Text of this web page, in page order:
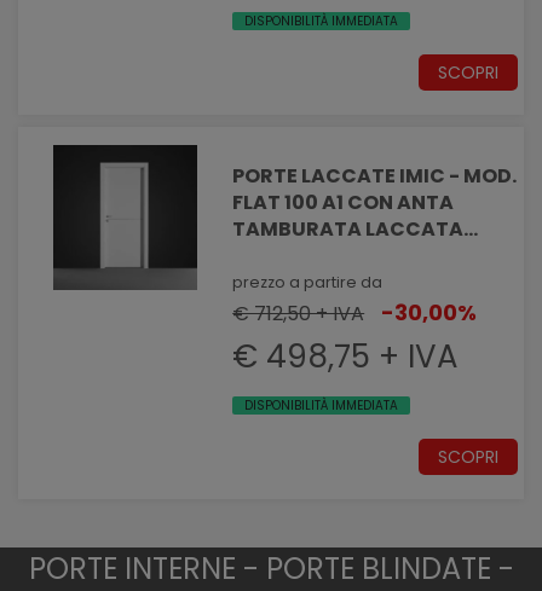
DISPONIBILITÀ IMMEDIATA
SCOPRI
PORTE LACCATE IMIC - MOD.
FLAT 100 A1 CON ANTA
TAMBURATA LACCATA
ALLUMINIO
prezzo a partire da
€ 712,50 + IVA -30,00%
€ 498,75 + IVA
DISPONIBILITÀ IMMEDIATA
SCOPRI
PORTE INTERNE - PORTE BLINDATE -